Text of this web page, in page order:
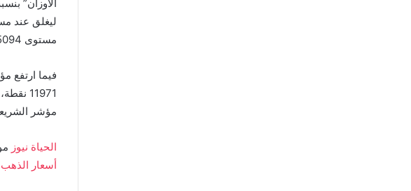
مستوى 5094 نقطة.
مؤشر الشريعة الإسلامية
الحياة نيوز
أسعار الذهب